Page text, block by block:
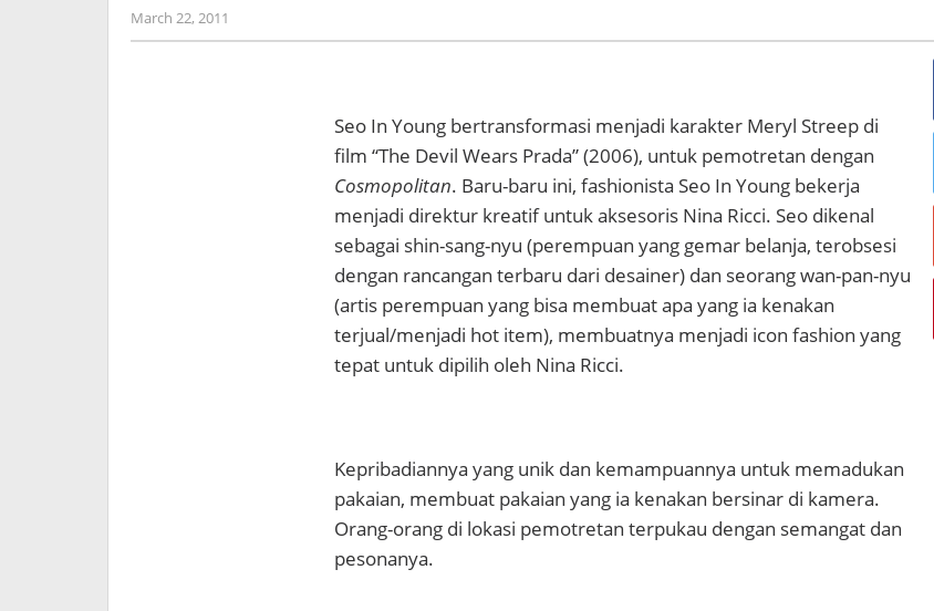
March 22, 2011
Koreanindo
Seo In Young bertransformasi menjadi karakter Meryl Streep di
film “The Devil Wears Prada” (2006), untuk pemotretan dengan
Cosmopolitan. Baru-baru ini, fashionista Seo In Young bekerja
menjadi direktur kreatif untuk aksesoris Nina Ricci. Seo dikenal
sebagai shin-sang-nyu (perempuan yang gemar belanja, terobsesi
dengan rancangan terbaru dari desainer) dan seorang wan-pan-nyu
(artis perempuan yang bisa membuat apa yang ia kenakan
terjual/menjadi hot item), membuatnya menjadi icon fashion yang
tepat untuk dipilih oleh Nina Ricci.
Kepribadiannya yang unik dan kemampuannya untuk memadukan
pakaian, membuat pakaian yang ia kenakan bersinar di kamera.
Orang-orang di lokasi pemotretan terpukau dengan semangat dan
pesonanya.